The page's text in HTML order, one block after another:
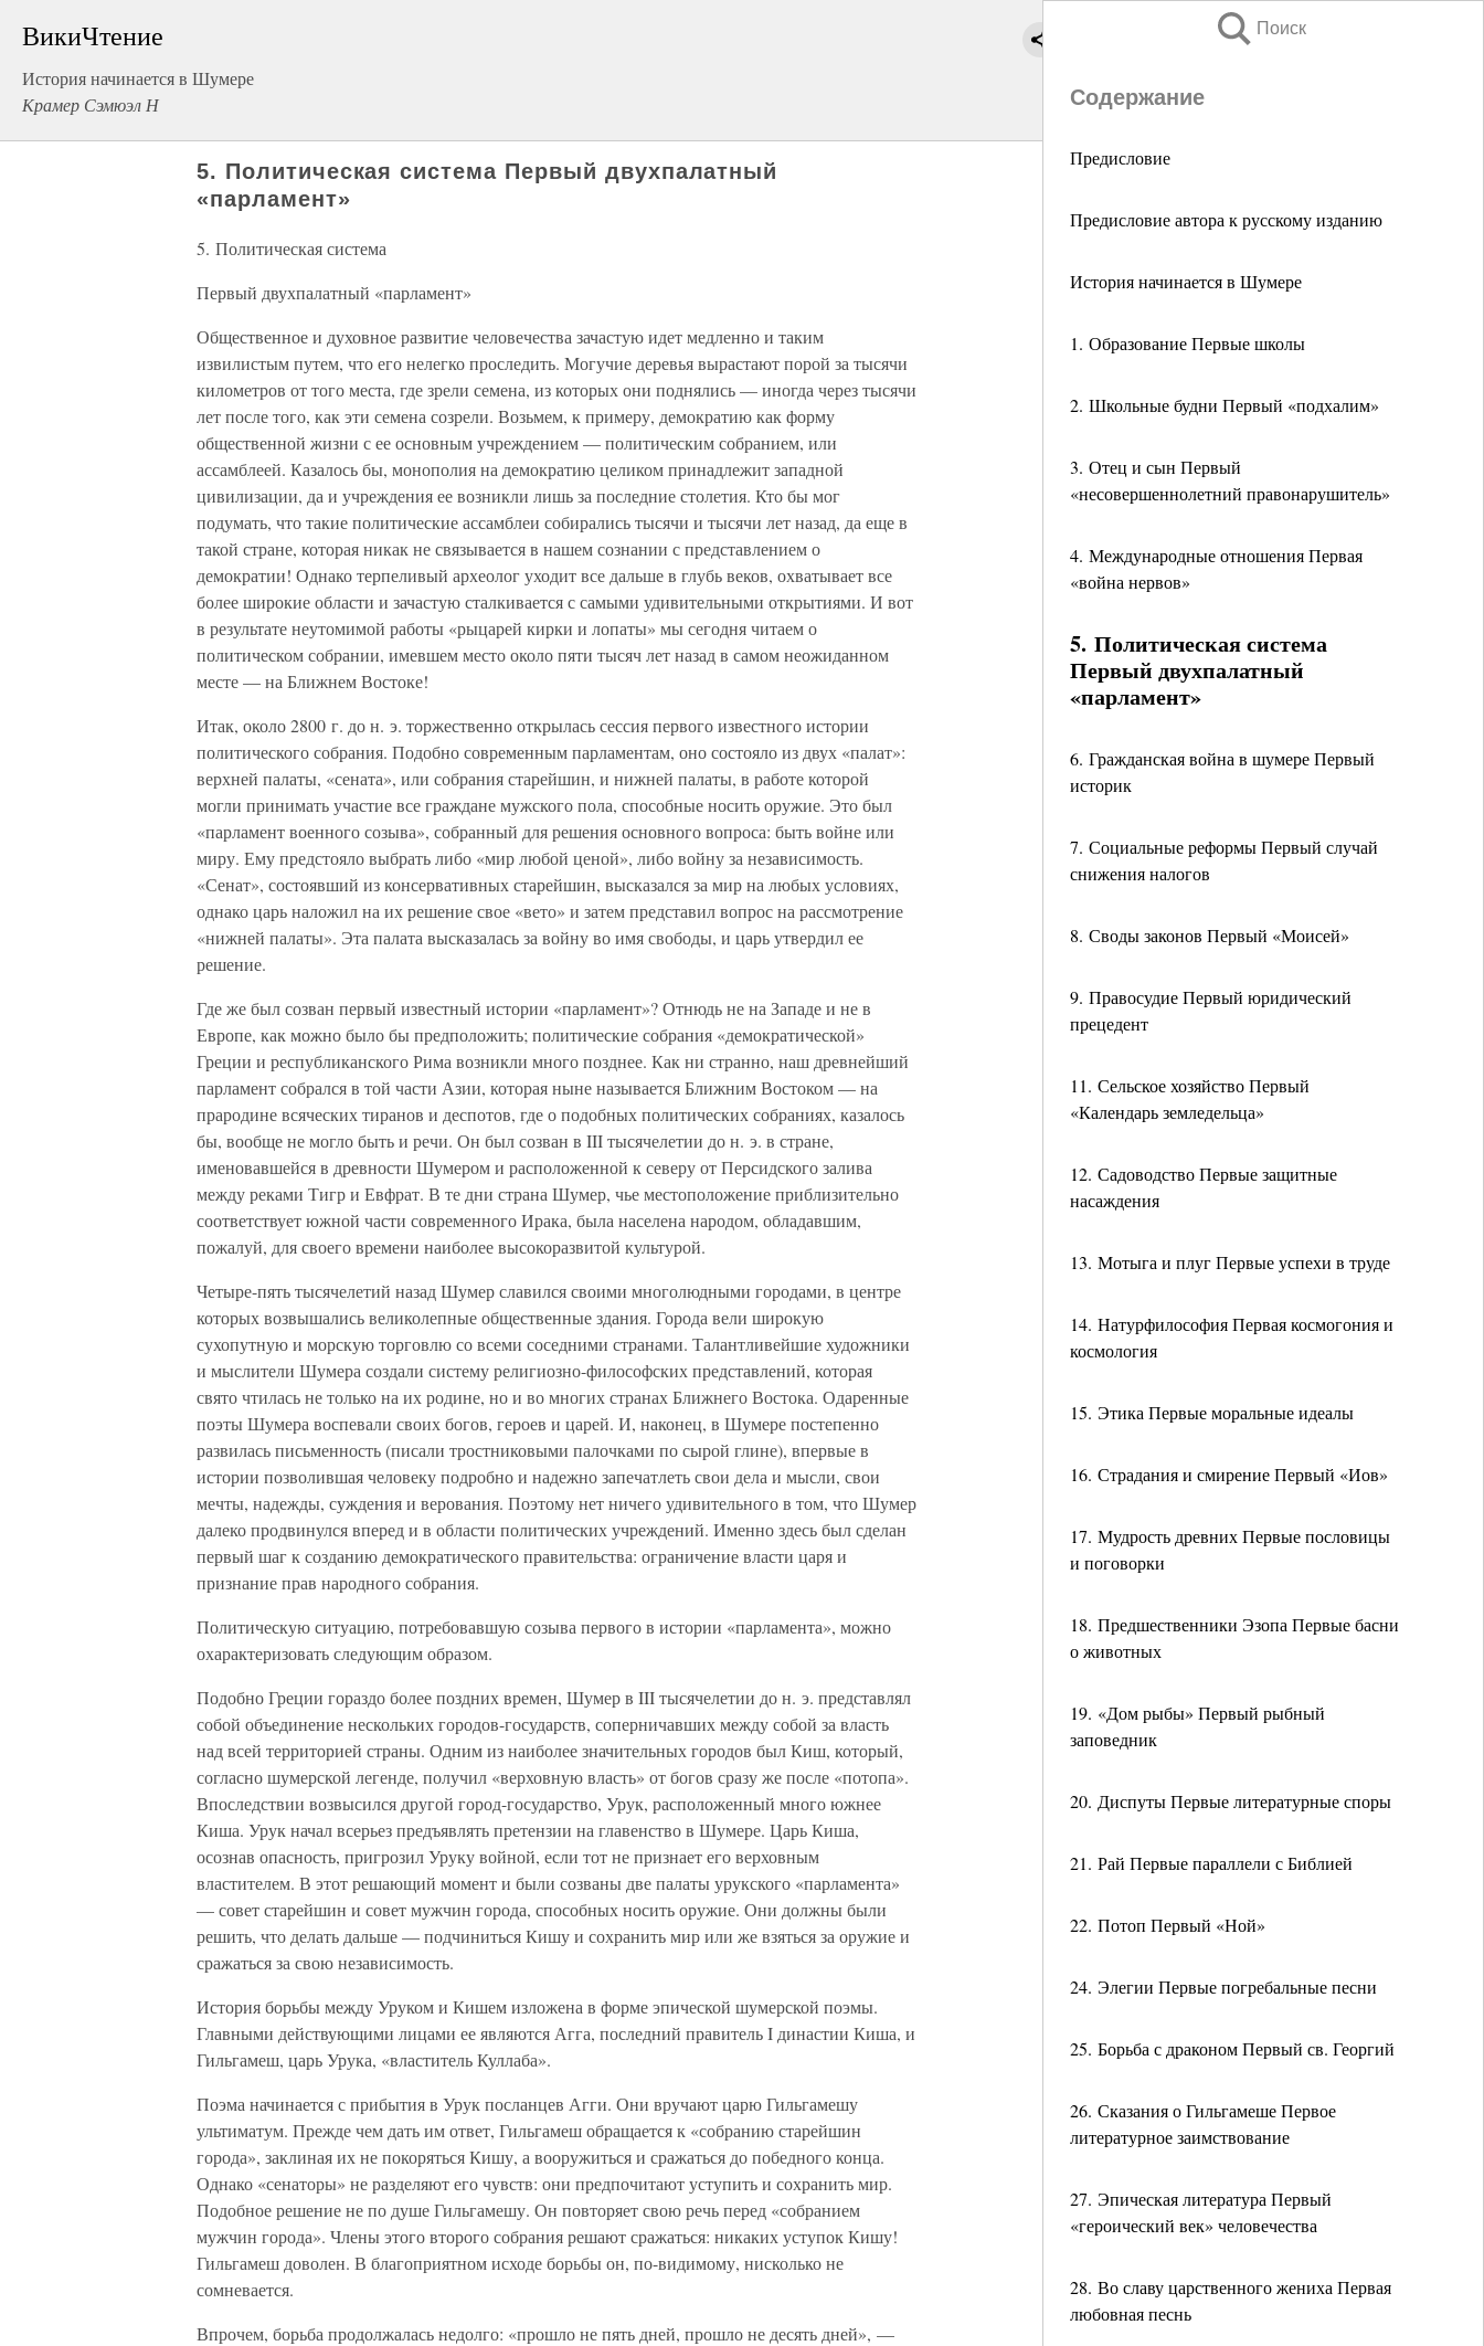
ВикиЧтение
История начинается в Шумере
Крамер Сэмюэл Н
Поиск
Содержание
Предисловие
Предисловие автора к русскому изданию
История начинается в Шумере
1. Образование Первые школы
2. Школьные будни Первый «подхалим»
3. Отец и сын Первый
«несовершеннолетний правонарушитель»
4. Международные отношения Первая
«война нервов»
5. Политическая система
Первый двухпалатный
«парламент»
6. Гражданская война в шумере Первый
историк
7. Социальные реформы Первый случай
снижения налогов
8. Своды законов Первый «Моисей»
9. Правосудие Первый юридический
прецедент
11. Сельское хозяйство Первый
«Календарь земледельца»
12. Садоводство Первые защитные
насаждения
13. Мотыга и плуг Первые успехи в труде
14. Натурфилософия Первая космогония и
космология
15. Этика Первые моральные идеалы
16. Страдания и смирение Первый «Иов»
17. Мудрость древних Первые пословицы
и поговорки
18. Предшественники Эзопа Первые басни
о животных
19. «Дом рыбы» Первый рыбный
заповедник
20. Диспуты Первые литературные споры
21. Рай Первые параллели с Библией
22. Потоп Первый «Ной»
24. Элегии Первые погребальные песни
25. Борьба с драконом Первый св. Георгий
26. Сказания о Гильгамеше Первое
литературное заимствование
27. Эпическая литература Первый
«героический век» человечества
28. Во славу царственного жениха Первая
любовная песнь
5. Политическая система Первый двухпалатный
«парламент»
5. Политическая система
Первый двухпалатный «парламент»
Общественное и духовное развитие человечества зачастую идет медленно и таким
извилистым путем, что его нелегко проследить. Могучие деревья вырастают порой за тысячи
километров от того места, где зрели семена, из которых они поднялись — иногда через тысячи
лет после того, как эти семена созрели. Возьмем, к примеру, демократию как форму
общественной жизни с ее основным учреждением — политическим собранием, или
ассамблеей. Казалось бы, монополия на демократию целиком принадлежит западной
цивилизации, да и учреждения ее возникли лишь за последние столетия. Кто бы мог
подумать, что такие политические ассамблеи собирались тысячи и тысячи лет назад, да еще в
такой стране, которая никак не связывается в нашем сознании с представлением о
демократии! Однако терпеливый археолог уходит все дальше в глубь веков, охватывает все
более широкие области и зачастую сталкивается с самыми удивительными открытиями. И вот
в результате неутомимой работы «рыцарей кирки и лопаты» мы сегодня читаем о
политическом собрании, имевшем место около пяти тысяч лет назад в самом неожиданном
месте — на Ближнем Востоке!
Итак, около 2800 г. до н. э. торжественно открылась сессия первого известного истории
политического собрания. Подобно современным парламентам, оно состояло из двух «палат»:
верхней палаты, «сената», или собрания старейшин, и нижней палаты, в работе которой
могли принимать участие все граждане мужского пола, способные носить оружие. Это был
«парламент военного созыва», собранный для решения основного вопроса: быть войне или
миру. Ему предстояло выбрать либо «мир любой ценой», либо войну за независимость.
«Сенат», состоявший из консервативных старейшин, высказался за мир на любых условиях,
однако царь наложил на их решение свое «вето» и затем представил вопрос на рассмотрение
«нижней палаты». Эта палата высказалась за войну во имя свободы, и царь утвердил ее
решение.
Где же был созван первый известный истории «парламент»? Отнюдь не на Западе и не в
Европе, как можно было бы предположить; политические собрания «демократической»
Греции и республиканского Рима возникли много позднее. Как ни странно, наш древнейший
парламент собрался в той части Азии, которая ныне называется Ближним Востоком — на
прародине всяческих тиранов и деспотов, где о подобных политических собраниях, казалось
бы, вообще не могло быть и речи. Он был созван в III тысячелетии до н. э. в стране,
именовавшейся в древности Шумером и расположенной к северу от Персидского залива
между реками Тигр и Евфрат. В те дни страна Шумер, чье местоположение приблизительно
соответствует южной части современного Ирака, была населена народом, обладавшим,
пожалуй, для своего времени наиболее высокоразвитой культурой.
Четыре-пять тысячелетий назад Шумер славился своими многолюдными городами, в центре
которых возвышались великолепные общественные здания. Города вели широкую
сухопутную и морскую торговлю со всеми соседними странами. Талантливейшие художники
и мыслители Шумера создали систему религиозно-философских представлений, которая
свято чтилась не только на их родине, но и во многих странах Ближнего Востока. Одаренные
поэты Шумера воспевали своих богов, героев и царей. И, наконец, в Шумере постепенно
развилась письменность (писали тростниковыми палочками по сырой глине), впервые в
истории позволившая человеку подробно и надежно запечатлеть свои дела и мысли, свои
мечты, надежды, суждения и верования. Поэтому нет ничего удивительного в том, что Шумер
далеко продвинулся вперед и в области политических учреждений. Именно здесь был сделан
первый шаг к созданию демократического правительства: ограничение власти царя и
признание прав народного собрания.
Политическую ситуацию, потребовавшую созыва первого в истории «парламента», можно
охарактеризовать следующим образом.
Подобно Греции гораздо более поздних времен, Шумер в III тысячелетии до н. э. представлял
собой объединение нескольких городов-государств, соперничавших между собой за власть
над всей территорией страны. Одним из наиболее значительных городов был Киш, который,
согласно шумерской легенде, получил «верховную власть» от богов сразу же после «потопа».
Впоследствии возвысился другой город-государство, Урук, расположенный много южнее
Киша. Урук начал всерьез предъявлять претензии на главенство в Шумере. Царь Киша,
осознав опасность, пригрозил Уруку войной, если тот не признает его верховным
властителем. В этот решающий момент и были созваны две палаты урукского «парламента»
— совет старейшин и совет мужчин города, способных носить оружие. Они должны были
решить, что делать дальше — подчиниться Кишу и сохранить мир или же взяться за оружие и
сражаться за свою независимость.
История борьбы между Уруком и Кишем изложена в форме эпической шумерской поэмы.
Главными действующими лицами ее являются Агга, последний правитель I династии Киша, и
Гильгамеш, царь Урука, «властитель Куллаба».
Поэма начинается с прибытия в Урук посланцев Агги. Они вручают царю Гильгамешу
ультиматум. Прежде чем дать им ответ, Гильгамеш обращается к «собранию старейшин
города», заклиная их не покоряться Кишу, а вооружиться и сражаться до победного конца.
Однако «сенаторы» не разделяют его чувств: они предпочитают уступить и сохранить мир.
Подобное решение не по душе Гильгамешу. Он повторяет свою речь перед «собранием
мужчин города». Члены этого второго собрания решают сражаться: никаких уступок Кишу!
Гильгамеш доволен. В благоприятном исходе борьбы он, по-видимому, нисколько не
сомневается.
Впрочем, борьба продолжалась недолго: «прошло не пять дней, прошло не десять дней», —